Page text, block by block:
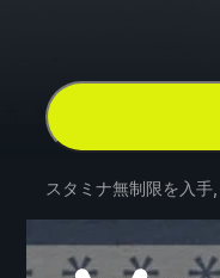
スタミナ無制限を入手